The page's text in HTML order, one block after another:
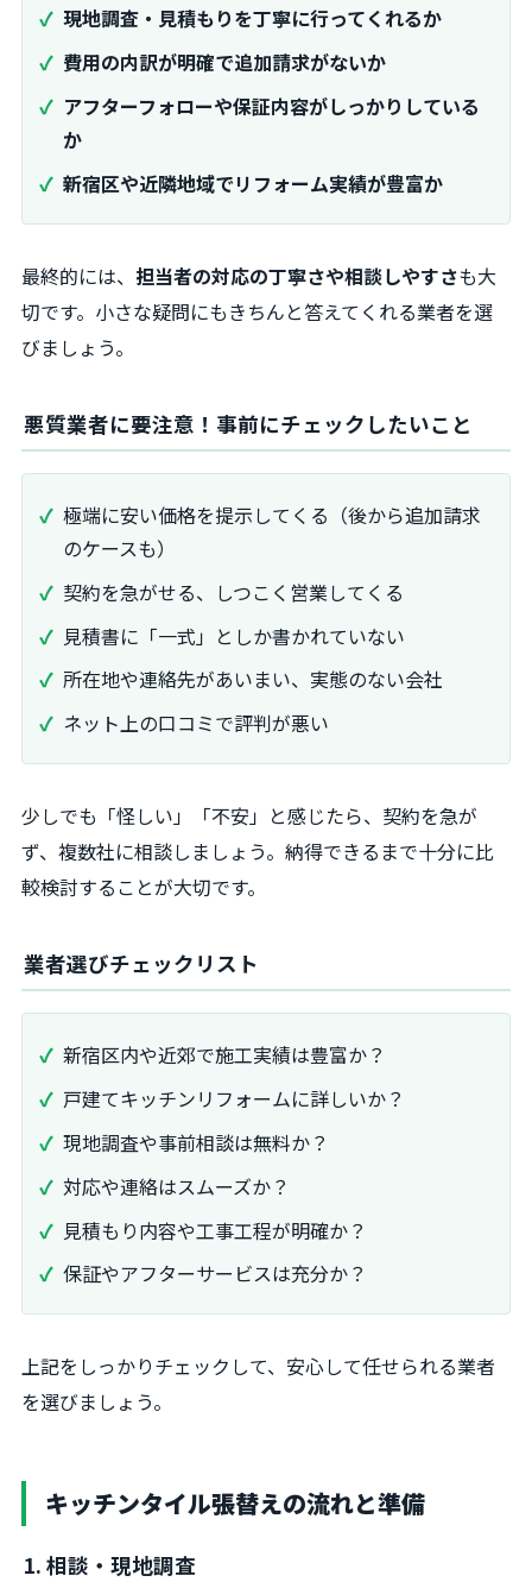
現地調査・見積もりを丁寧に行ってくれるか
費用の内訳が明確で追加請求がないか
アフターフォローや保証内容がしっかりしている
か
新宿区や近隣地域でリフォーム実績が豊富か
最終的には、 担当者の対応の丁寧さや相談しやすさも大
切です。小さな疑問にもきちんと答えてくれる業者を選
びましょう。
悪質業者に要注意！事前にチェックしたいこと
極端に安い価格を提示してくる（後から追加請求
のケースも）
契約を急がせる、しつこく営業してくる
見積書に「一式」としか書かれていない
所在地や連絡先があいまい、実態のない会社
ネット上の口コミで評判が悪い
少しでも「怪しい」「不安」と感じたら、契約を急が
ず、複数社に相談しましょう。納得できるまで十分に比
較検討することが大切です。
業者選びチェックリスト
新宿区内や近郊で施工実績は豊富か？
戸建てキッチンリフォームに詳しいか？
現地調査や事前相談は無料か？
対応や連絡はスムーズか？
見積もり内容や工事工程が明確か？
保証やアフターサービスは充分か？
上記をしっかりチェックして、安心して任せられる業者
を選びましょう。
キッチンタイル張替えの流れと準備
1. 相談・現地調査